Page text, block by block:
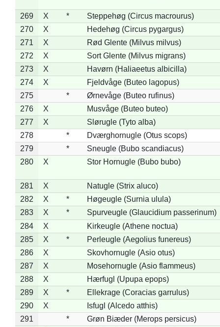
269 X *
Steppehøg (Circus macrourus)
270
X
Hedehøg (Circus pygargus)
271
X
Rød Glente (Milvus milvus)
272
X
Sort Glente (Milvus migrans)
273
X
Havørn (Haliaeetus albicilla)
274
X
Fjeldvåge (Buteo lagopus)
275
*
Ørnevåge (Buteo rufinus)
276
X
Musvåge (Buteo buteo)
277
X
Slørugle (Tyto alba)
278
*
Dværghornugle (Otus scops)
279
*
Sneugle (Bubo scandiacus)
280
X Stor Hornugle (Bubo bubo)
281 X
Natugle (Strix aluco)
282
X *
Høgeugle (Surnia ulula)
283
X *
Spurveugle (Glaucidium passerinum)
284
X
Kirkeugle (Athene noctua)
285
X *
Perleugle (Aegolius funereus)
286
X
Skovhornugle (Asio otus)
287
X
Mosehornugle (Asio flammeus)
288
X
Hærfugl (Upupa epops)
289
X *
Ellekrage (Coracias garrulus)
290
X
Isfugl (Alcedo atthis)
291
*
Grøn Biæder (Merops persicus)